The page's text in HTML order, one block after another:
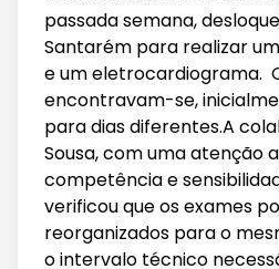
passada semana,
Santarém para realizar
e um eletrocardiograma.
encontravam-se,
para dias diferentes.A
Sousa, com uma atenção
competência e
verificou que os exames
reorganizados para o
o intervalo técnico